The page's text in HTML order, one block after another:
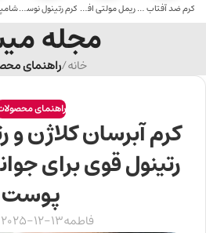
کرم ضد آفتاب حا... ریمل مولتی افکت... کرم رتینول نوسک...
مجله
خانه/راهنمای
راهنمای
کرم آبرسان کلاژن و
رتینول قوی برای
پوست
فاطمه12-13